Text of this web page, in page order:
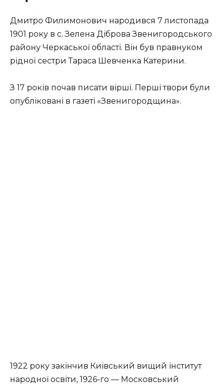
Дмитро Филимонович народився 7 листопада
1901 року в с. Зелена Діброва Звенигородського
району Черкаської області. Він був правнуком
рідної сестри Тараса Шевченка Катерини.
З 17 років почав писати вірші. Перші твори були
опубліковані в газеті «Звенигородщина».
1922 року закінчив Київський вищий інститут
народної освіти, 1926-го — Московський